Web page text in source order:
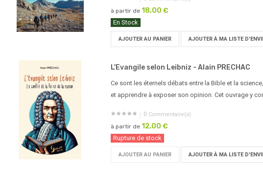
à partir de 18,00 €
En Stock
AJOUTER AU PANIER AJOUTER À MA LISTE
L'Evangile selon Leibniz - Alain PRECHAC
Ce sont les éternels débats entre la Bible et la
et apprendre à exposer son opinion. Cet ouvrage y
0 Commentaire(s)
à partir de 12,00 €
Rupture de stock
AJOUTER AU PANIER AJOUTER À MA LISTE